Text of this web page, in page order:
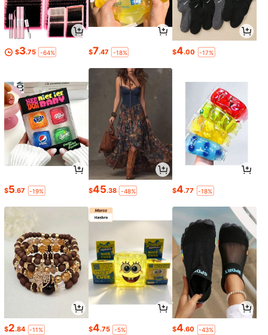
$3.75 -64% $7.47 -18% $4.00 -17%
$5.67 -19% $45.38 -48% $4.77 -18%
$2.84 -11% $4.75 -5% $4.60 -43%